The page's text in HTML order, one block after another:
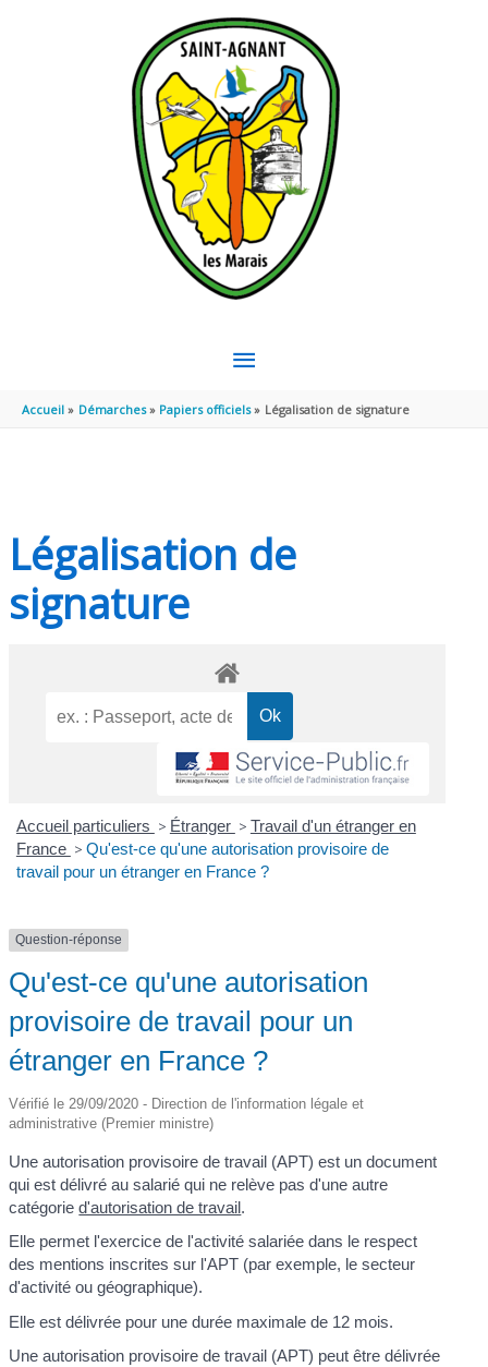
MENU
PRINCIPAL
Accueil Démarches Papiers officiels Légalisation de signature
Légalisation de
signature
Accueil particuliers > Étranger > Travail d'un étranger en
France > Qu'est-ce qu'une autorisation provisoire de
travail pour un étranger en France ?
Question-réponse
Qu'est-ce qu'une autorisation
provisoire de travail pour un
étranger en France ?
Vérifié le 29/09/2020 - Direction de l'information légale et
administrative (Premier ministre)
Une autorisation provisoire de travail (APT) est un document
qui est délivré au salarié qui ne relève pas d'une autre
catégoried'autorisation de travail.
Elle permet l'exercice de l'activité salariée dans le respect
des mentions inscrites sur l'APT (par exemple, le secteur
d'activité ou géographique).
Elle est délivrée pour une durée maximale de 12 mois.
Une autorisation provisoire de travail (APT) peut être délivrée